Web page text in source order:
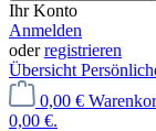
Ihr Konto
Anmelden
oderregistrieren
Übersicht
0,00 €
0,00 €.